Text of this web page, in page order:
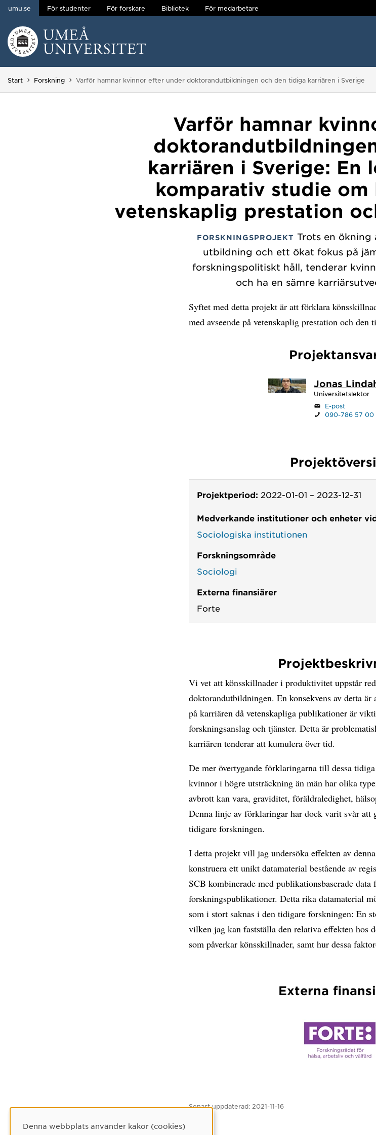
Hoppa direkt till innehållet
umu.se För studenter För forskare Bibliotek För medarbetare
Huvudmenyn dold.
Start Forskning Du är här:
Varför hamnar kvinnor efter under doktorandutbildningen och den tidiga karriären i Sverige
Varför hamnar
karriären i Sverige: En
komparativ studie om
vetenskaplig prestation
FORSKNINGSPROJEKT Trots en ökning
utbildning och ett ökat fokus på
forskningspolitiskt håll, tenderar
och ha en sämre
Syftet med detta projekt är att förklara
med avseende på vetenskaplig prestation och den
Jonas
Universitetslektor
E-post
090-786 57 00
Projektperiod: 2022-01-01 – 2023-12-31
Medverkande institutioner och enheter
Sociologiska institutionen
Forskningsområde
Sociologi
Externa finansiärer
Forte
Vi vet att könsskillnader i produktivitet uppstår
doktorandutbildningen. En konsekvens av detta
på karriären då vetenskapliga publikationer är
forskningsanslag och tjänster. Detta är
karriären tenderar att kumulera över tid.
De mer övertygande förklaringarna till dessa
kvinnor i högre utsträckning än män har olika
avbrott kan vara, graviditet, föräldraledighet,
Denna linje av förklaringar har dock varit svår att
tidigare forskningen.
I detta projekt vill jag undersöka effekten av
konstruera ett unikt datamaterial bestående av
SCB kombinerade med publikationsbaserade
forskningspublikationer. Detta rika datamaterial
som i stort saknas i den tidigare forskningen: En
vilken jag kan fastställa den relativa effekten hos
som påverkar könsskillnader, samt hur dessa
Externa
Senast uppdaterad: 2021-11-16
Denna webbplats använder kakor (cookies)